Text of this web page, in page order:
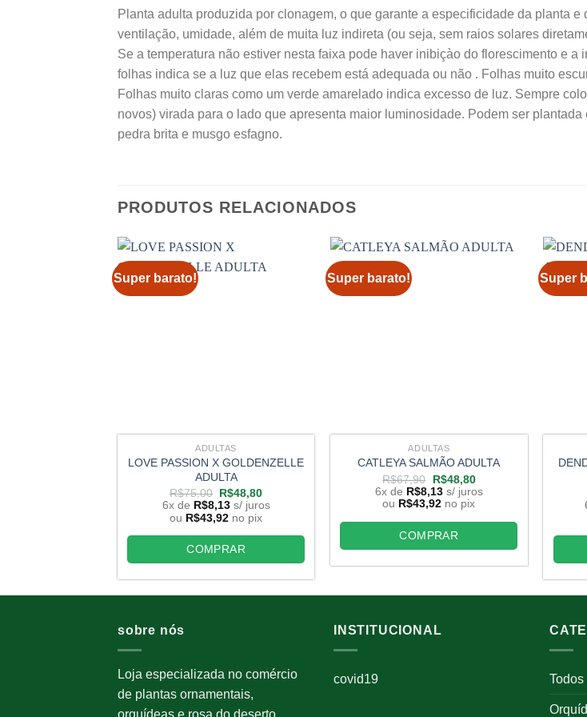
Planta adulta produzida por clonagem, o que garante a especificidade da planta
ventilação, umidade, além de muita luz indireta (ou seja, sem raios solares
Se a temperatura não estiver nesta faixa pode haver inibiçào do florescimento e
folhas indica se a luz que elas recebem está adequada ou não . Folhas muito
Folhas muito claras como um verde amarelado indica excesso de luz. Sempre
novos) virada para o lado que apresenta maior luminosidade. Podem ser
pedra brita e musgo esfagno.
PRODUTOS RELACIONADOS
Super barato!
ADULTAS
LOVE PASSION X GOLDENZELLE
ADULTA
R$75,00 O
preço
original
era:
R$75,00.
R$48,80O
preço
atual
é:
R$48,80.
6x de R$8,13 s/ juros
ou R$43,92 no pix
COMPRAR
Super barato!
ADULTAS
CATLEYA SALMÃO ADULTA
R$67,90
O
preço
original
era:
R$67,90.
R$48,80O
preço
atual
é:
R$48,80.
6x de R$8,13 s/ juros
ou R$43,92 no pix
COMPRAR
Super
sobre nós
Loja especializada no comércio
de plantas ornamentais,
orquídeas e rosa do deserto.
INSTITUCIONAL
covid19